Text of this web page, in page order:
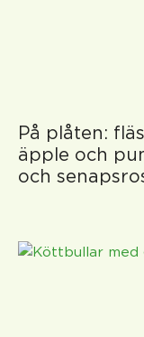
På plåten:
äpple och
och